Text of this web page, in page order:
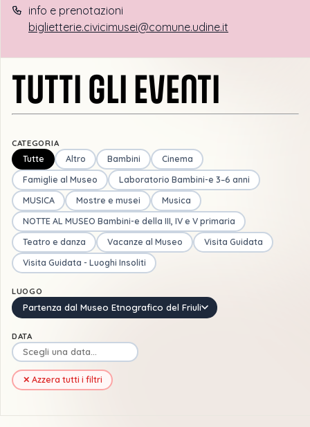
info e prenotazioni
biglietterie.civicimusei@comune.udine.it
TUTTI GLI EVENTI
CATEGORIA
Tutte
Altro Bambini
Cinema
Famiglie al Museo
Laboratorio Bambini-e 3–6 anni
MUSICA
Mostre e musei
Musica
NOTTE AL MUSEO Bambini-e della III, IV e V primaria
Teatro e danza
Vacanze al Museo
Visita Guidata
Visita Guidata - Luoghi Insoliti
LUOGO
Partenza dal Museo Etnografico del Friuli
DATA
✕ Azzera tutti i filtri